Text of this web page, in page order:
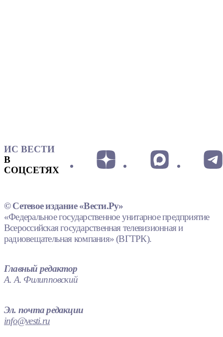
ИС ВЕСТИ
В
СОЦСЕТЯХ
© Сетевое издание «Вести.Ру»
«Федеральное государственное унитарное предприятие
Всероссийская государственная телевизионная и
радиовещательная компания» (ВГТРК).
Главный редактор
А. А. Филипповский
Эл. почта редакции
info@vesti.ru